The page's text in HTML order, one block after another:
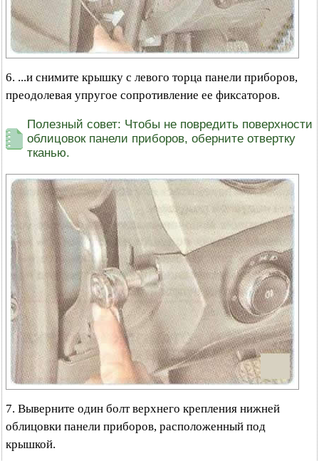
6. ...и снимите крышку с левого торца панели приборов,
преодолевая упругое сопротивление ее фиксаторов.
Полезный совет: Чтобы не повредить поверхности
облицовок панели приборов, оберните отвертку
тканью.
7. Выверните один болт верхнего крепления нижней
облицовки панели приборов, расположенный под
крышкой.